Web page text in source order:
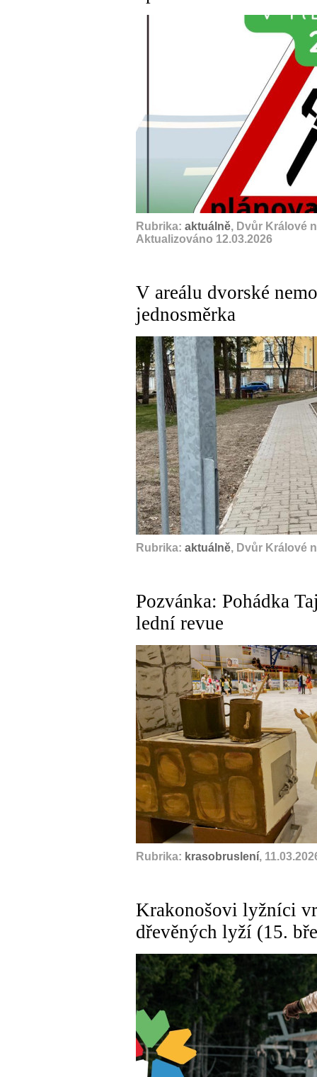
Rubrika: aktuálně, Dvůr Králové
Aktualizováno 12.03.2026
V areálu dvorské
jednosměrka
Rubrika: aktuálně, Dvůr Králové
Pozvánka: Pohádka
lední revue
Rubrika: krasobruslení,
Krakonošovi lyžníci
dřevěných lyží (15.